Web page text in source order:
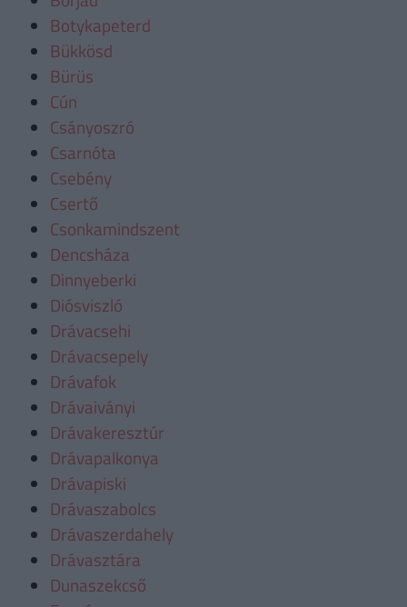
Botykapeterd
Bükkösd
Bürüs
Cún
Csányoszró
Csarnóta
Csebény
Csertő
Csonkamindszent
Dencsháza
Dinnyeberki
Diósviszló
Drávacsehi
Drávacsepely
Drávafok
Drávaiványi
Drávakeresztúr
Drávapalkonya
Drávapiski
Drávaszabolcs
Drávaszerdahely
Drávasztára
Dunaszekcső